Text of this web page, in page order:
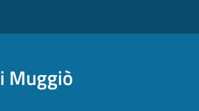
Muggiò